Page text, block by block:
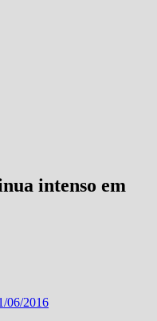
intenso em
06/2016